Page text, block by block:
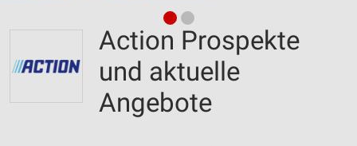
Action Prospekte
und aktuelle
Angebote